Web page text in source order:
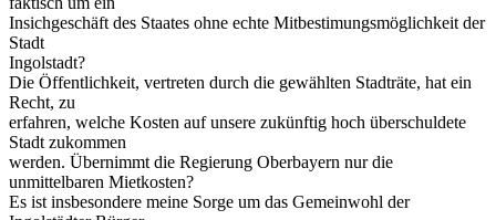
Insichgeschäft des Staates ohne echte Mitbestimungsmöglichkeit der
Stadt
Ingolstadt?
Die Öffentlichkeit, vertreten durch die gewählten Stadträte, hat ein
Recht, zu
erfahren, welche Kosten auf unsere zukünftig hoch überschuldete
Stadt zukommen
werden. Übernimmt die Regierung Oberbayern nur die
unmittelbaren Mietkosten?
Es ist insbesondere meine Sorge um das Gemeinwohl der